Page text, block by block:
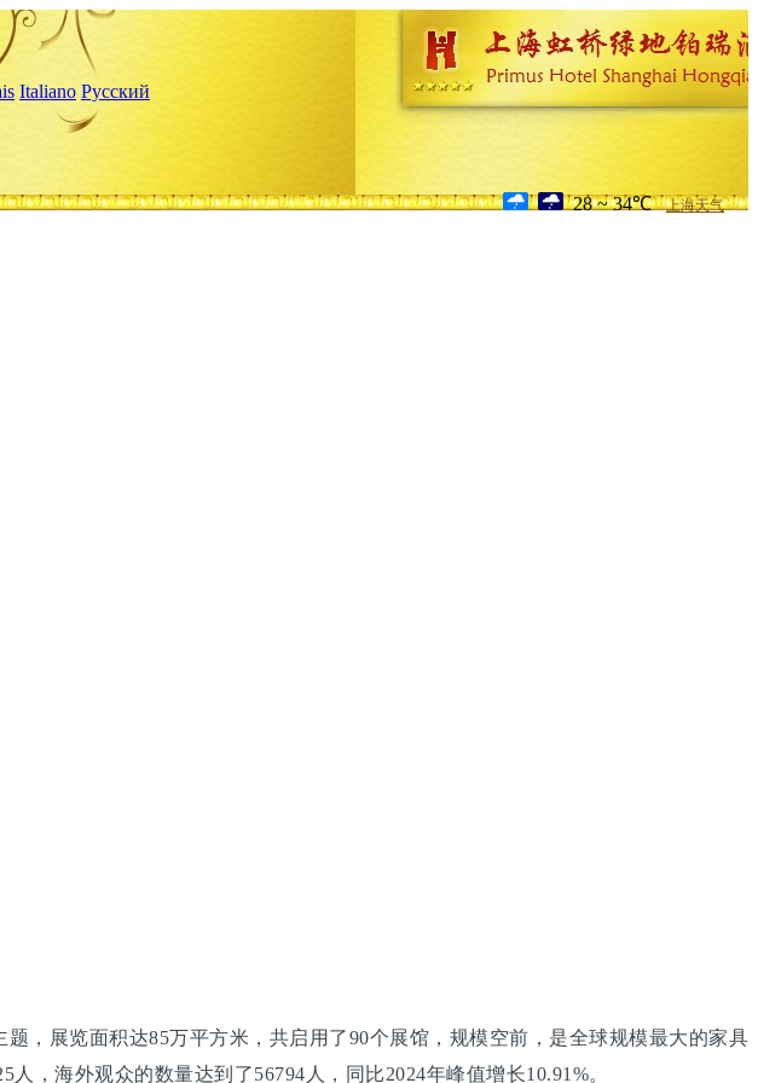
Italiano Русский
28 ~ 34℃ 上海天气
，展览面积达85万平方米，共启用了90个展馆，规模空前，是全球规模最大的家具
，海外观众的数量达到了56794人，同比2024年峰值增长10.91%。